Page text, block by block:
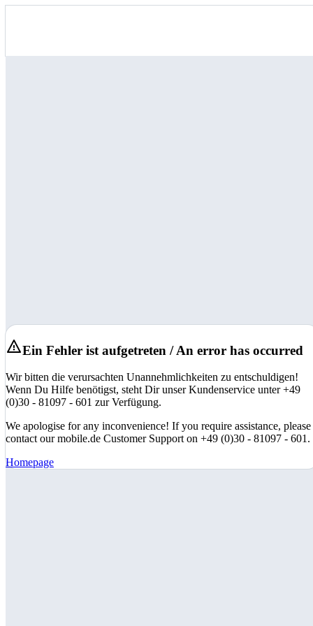
Ein Fehler ist aufgetreten / An error has occurred
Wir bitten die verursachten Unannehmlichkeiten zu entschuldigen!
Wenn Du Hilfe benötigst, steht Dir unser Kundenservice unter +49
(0)30 - 81097 - 601 zur Verfügung.
We apologise for any inconvenience! If you require assistance, please
contact our mobile.de Customer Support on +49 (0)30 - 81097 - 601.
Homepage